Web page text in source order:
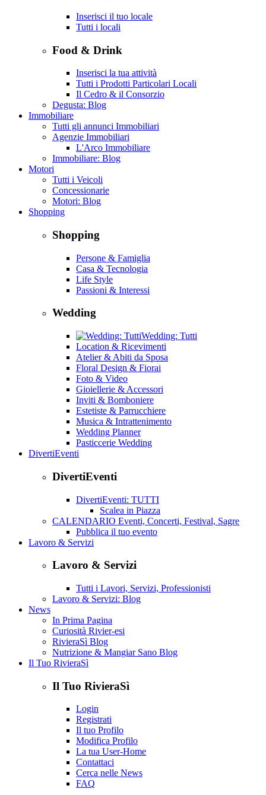
Inserisci il tuo locale
Tutti i locali
Food & Drink
Inserisci la tua attività
Tutti i Prodotti Particolari Locali
Il Cedro & il Consorzio
Degusta: Blog
Immobiliare
Tutti gli annunci Immobiliari
Agenzie Immobiliari
L'Arco Immobiliare
Immobiliare: Blog
Motori
Tutti i Veicoli
Concessionarie
Motori: Blog
Shopping
Shopping
Persone & Famiglia
Casa & Tecnologia
Life Style
Passioni & Interessi
Wedding
Wedding: Tutti
Location & Ricevimenti
Atelier & Abiti da Sposa
Floral Design & Fiorai
Foto & Video
Gioiellerie & Accessori
Inviti & Bomboniere
Estetiste & Parrucchiere
Musica & Intrattenimento
Wedding Planner
Pasticcerie Wedding
DivertiEventi
DivertiEventi
DivertiEventi: TUTTI
Scalea in Piazza
CALENDARIO Eventi, Concerti, Festival, Sagre
Pubblica il tuo evento
Lavoro & Servizi
Lavoro & Servizi
Tutti i Lavori, Servizi, Professionisti
Lavoro & Servizi: Blog
News
In Prima Pagina
Curiosità Rivier-esi
RivieraSì Blog
Nutrizione & Mangiar Sano Blog
Il Tuo RivieraSì
Il Tuo RivieraSì
Login
Registrati
Il tuo Profilo
Modifica Profilo
La tua User-Home
Contattaci
Cerca nelle News
FAQ